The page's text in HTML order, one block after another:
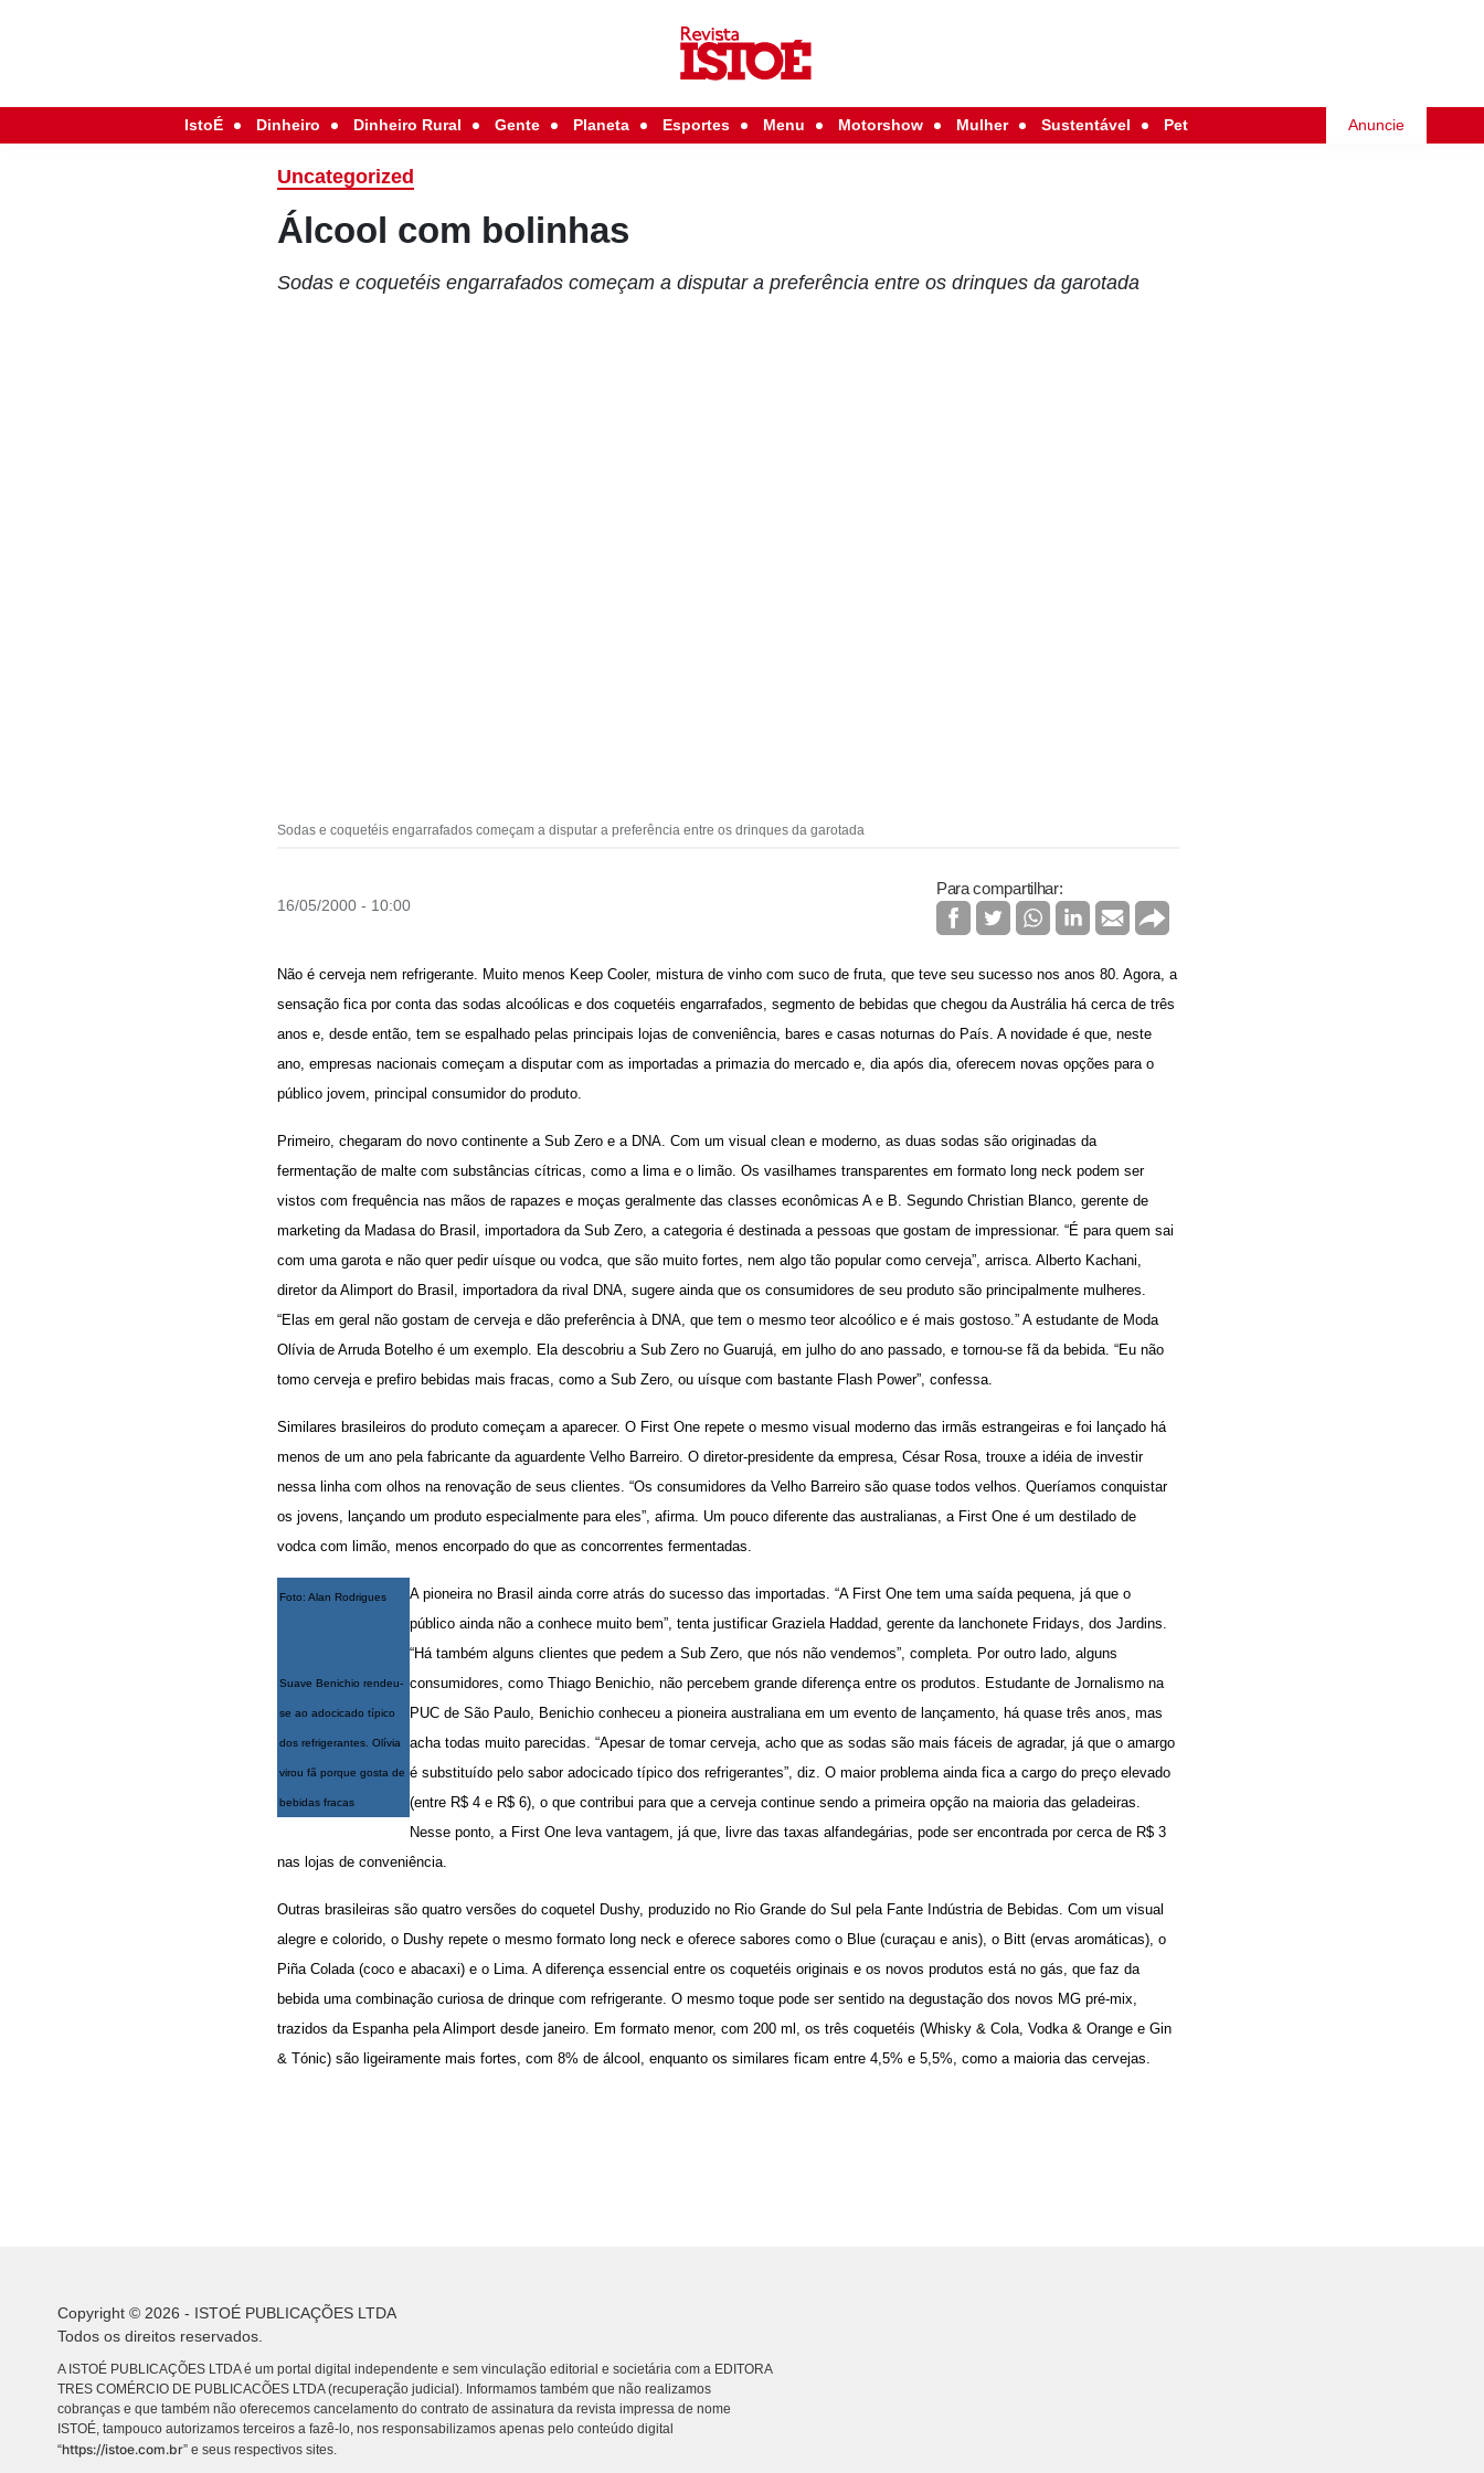
IstoÉ Dinheiro Dinheiro Rural Gente Planeta Esportes Menu Motorshow Mulher Sustentável Pet Anuncie
Uncategorized
Álcool com bolinhas
Sodas e coquetéis engarrafados começam a disputar a preferência entre os drinques da garotada
Sodas e coquetéis engarrafados começam a disputar a preferência entre os drinques da garotada
16/05/2000 - 10:00
Para compartilhar:
Não é cerveja nem refrigerante. Muito menos Keep Cooler, mistura de vinho com suco de fruta, que teve seu sucesso nos anos 80. Agora, a
sensação fica por conta das sodas alcoólicas e dos coquetéis engarrafados, segmento de bebidas que chegou da Austrália há cerca de três
anos e, desde então, tem se espalhado pelas principais lojas de conveniência, bares e casas noturnas do País. A novidade é que, neste
ano, empresas nacionais começam a disputar com as importadas a primazia do mercado e, dia após dia, oferecem novas opções para o
público jovem, principal consumidor do produto.
Primeiro, chegaram do novo continente a Sub Zero e a DNA. Com um visual clean e moderno, as duas sodas são originadas da
fermentação de malte com substâncias cítricas, como a lima e o limão. Os vasilhames transparentes em formato long neck podem ser
vistos com frequência nas mãos de rapazes e moças geralmente das classes econômicas A e B. Segundo Christian Blanco, gerente de
marketing da Madasa do Brasil, importadora da Sub Zero, a categoria é destinada a pessoas que gostam de impressionar. “É para quem sai
com uma garota e não quer pedir uísque ou vodca, que são muito fortes, nem algo tão popular como cerveja”, arrisca. Alberto Kachani,
diretor da Alimport do Brasil, importadora da rival DNA, sugere ainda que os consumidores de seu produto são principalmente mulheres.
“Elas em geral não gostam de cerveja e dão preferência à DNA, que tem o mesmo teor alcoólico e é mais gostoso.” A estudante de Moda
Olívia de Arruda Botelho é um exemplo. Ela descobriu a Sub Zero no Guarujá, em julho do ano passado, e tornou-se fã da bebida. “Eu não
tomo cerveja e prefiro bebidas mais fracas, como a Sub Zero, ou uísque com bastante Flash Power”, confessa.
Similares brasileiros do produto começam a aparecer. O First One repete o mesmo visual moderno das irmãs estrangeiras e foi lançado há
menos de um ano pela fabricante da aguardente Velho Barreiro. O diretor-presidente da empresa, César Rosa, trouxe a idéia de investir
nessa linha com olhos na renovação de seus clientes. “Os consumidores da Velho Barreiro são quase todos velhos. Queríamos conquistar
os jovens, lançando um produto especialmente para eles”, afirma. Um pouco diferente das australianas, a First One é um destilado de
vodca com limão, menos encorpado do que as concorrentes fermentadas.
Foto: Alan Rodrigues
Suave Benichio rendeu-
se ao adocicado típico
dos refrigerantes. Olívia
virou fã porque gosta de
bebidas fracas
A pioneira no Brasil ainda corre atrás do sucesso das importadas. “A First One tem uma saída pequena, já que o
público ainda não a conhece muito bem”, tenta justificar Graziela Haddad, gerente da lanchonete Fridays, dos Jardins.
“Há também alguns clientes que pedem a Sub Zero, que nós não vendemos”, completa. Por outro lado, alguns
consumidores, como Thiago Benichio, não percebem grande diferença entre os produtos. Estudante de Jornalismo na
PUC de São Paulo, Benichio conheceu a pioneira australiana em um evento de lançamento, há quase três anos, mas
acha todas muito parecidas. “Apesar de tomar cerveja, acho que as sodas são mais fáceis de agradar, já que o amargo
é substituído pelo sabor adocicado típico dos refrigerantes”, diz. O maior problema ainda fica a cargo do preço elevado
(entre R$ 4 e R$ 6), o que contribui para que a cerveja continue sendo a primeira opção na maioria das geladeiras.
Nesse ponto, a First One leva vantagem, já que, livre das taxas alfandegárias, pode ser encontrada por cerca de R$ 3
nas lojas de conveniência.
Outras brasileiras são quatro versões do coquetel Dushy, produzido no Rio Grande do Sul pela Fante Indústria de Bebidas. Com um visual
alegre e colorido, o Dushy repete o mesmo formato long neck e oferece sabores como o Blue (curaçau e anis), o Bitt (ervas aromáticas), o
Piña Colada (coco e abacaxi) e o Lima. A diferença essencial entre os coquetéis originais e os novos produtos está no gás, que faz da
bebida uma combinação curiosa de drinque com refrigerante. O mesmo toque pode ser sentido na degustação dos novos MG pré-mix,
trazidos da Espanha pela Alimport desde janeiro. Em formato menor, com 200 ml, os três coquetéis (Whisky & Cola, Vodka & Orange e Gin
& Tónic) são ligeiramente mais fortes, com 8% de álcool, enquanto os similares ficam entre 4,5% e 5,5%, como a maioria das cervejas.
Copyright © 2026 - ISTOÉ PUBLICAÇÕES LTDA
Todos os direitos reservados.
A ISTOÉ PUBLICAÇÕES LTDA é um portal digital independente e sem vinculação editorial e societária com a EDITORA
TRES COMÉRCIO DE PUBLICACÕES LTDA (recuperação judicial). Informamos também que não realizamos
cobranças e que também não oferecemos cancelamento do contrato de assinatura da revista impressa de nome
ISTOÉ, tampouco autorizamos terceiros a fazê-lo, nos responsabilizamos apenas pelo conteúdo digital
“https://istoe.com.br” e seus respectivos sites.